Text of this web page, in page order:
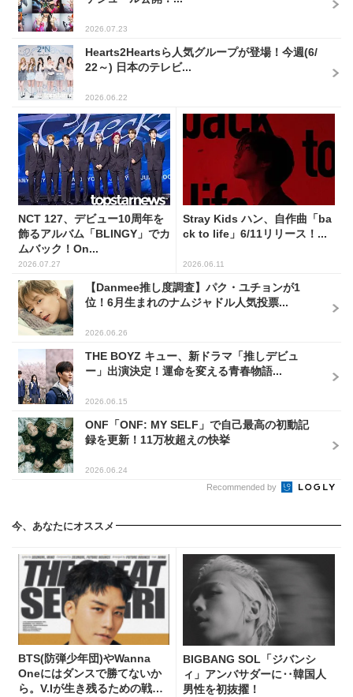
2026.07.23
Hearts2Heartsら人気グループが登場！今週(6/
22～) 日本のテレビ...
2026.06.22
NCT 127、デビュー10周年を
飾るアルバム「BLINGY」でカ
ムバック！On...
2026.07.27
Stray Kids ハン、自作曲「ba
ck to life」6/11リリース！...
2026.06.11
【Danmee推し度調査】パク・ユチョンが1
位！6月生まれのナムジャドル人気投票...
2026.06.26
THE BOYZ キュー、新ドラマ「推しデビュ
ー」出演決定！運命を変える青春物語...
2026.06.15
ONF「ONF: MY SELF」で自己最高の初動記
録を更新！11万枚超えの快挙
2026.06.24
Recommended by
今、あなたにオススメ
BTS(防弾少年団)やWanna
Oneにはダンスで勝てないか
ら。V.Iが生き残るための戦略
BIGBANG SOL「ジバンシ
ィ」アンバサダーに‥韓国人
男性を初抜擢！